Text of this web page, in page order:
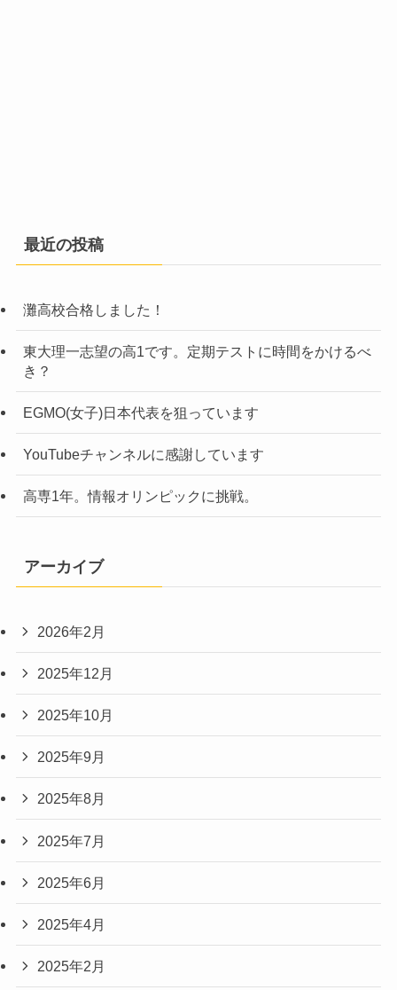
最近の投稿
灘高校合格しました！
東大理一志望の高1です。定期テストに時間をかけるべ
き？
EGMO(女子)日本代表を狙っています
YouTubeチャンネルに感謝しています
高専1年。情報オリンピックに挑戦。
アーカイブ
2026年2月
2025年12月
2025年10月
2025年9月
2025年8月
2025年7月
2025年6月
2025年4月
2025年2月